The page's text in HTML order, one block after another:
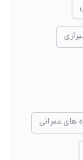
های عمرانی